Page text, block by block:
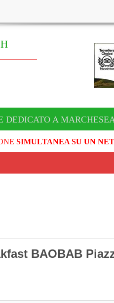
DEDICATO A
SIMULTANEA SU UN
BAOBAB